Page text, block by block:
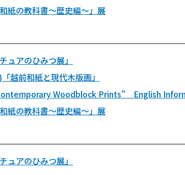
紙の教科書～歴史編～」展
ュアのひみつ展」
越前和紙と現代木版画」
Woodblock Prints" English
紙の教科書～歴史編～」展
ュアのひみつ展」